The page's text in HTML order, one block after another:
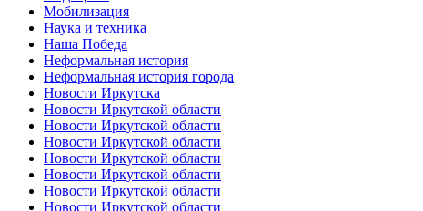
Мобилизация
Наука и техника
Наша Победа
Неформальная история
Неформальная история города
Новости Иркутска
Новости Иркутской области
Новости Иркутской области
Новости Иркутской области
Новости Иркутской области
Новости Иркутской области
Новости Иркутской области
Новости Иркутской области